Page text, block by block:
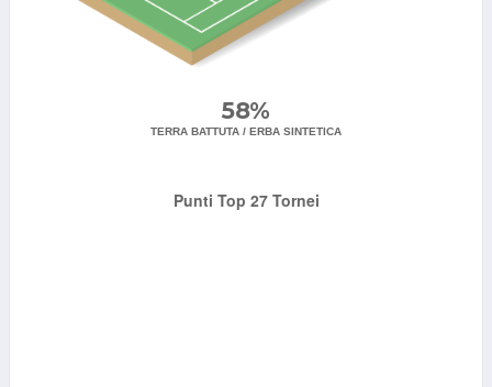
58%
TERRA BATTUTA / ERBA SINTETICA